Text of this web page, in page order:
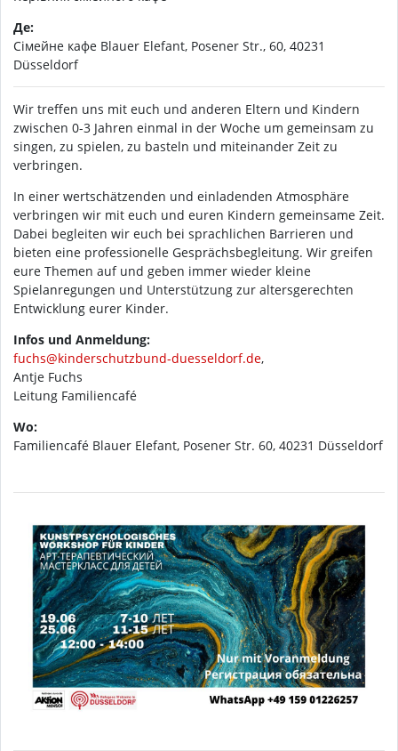
Де:
Сімейне кафе Blauer Elefant, Posener Str., 60, 40231
Düsseldorf
Wir treffen uns mit euch und anderen Eltern und Kindern
zwischen 0-3 Jahren einmal in der Woche um gemeinsam zu
singen, zu spielen, zu basteln und miteinander Zeit zu
verbringen.
In einer wertschätzenden und einladenden Atmosphäre
verbringen wir mit euch und euren Kindern gemeinsame Zeit.
Dabei begleiten wir euch bei sprachlichen Barrieren und
bieten eine professionelle Gesprächsbegleitung. Wir greifen
eure Themen auf und geben immer wieder kleine
Spielanregungen und Unterstützung zur altersgerechten
Entwicklung eurer Kinder.
Infos und Anmeldung:
fuchs@kinderschutzbund-duesseldorf.de,
Antje Fuchs
Leitung Familiencafé
Wo:
Familiencafé Blauer Elefant, Posener Str. 60, 40231 Düsseldorf